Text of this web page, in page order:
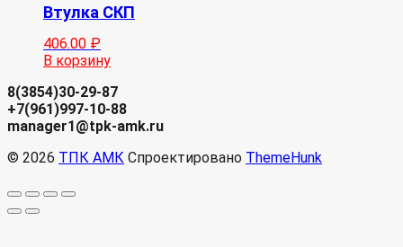
Втулка СКП
406.00 ₽
В корзину
8(3854)30-29-87
+7(961)997-10-88
manager1@tpk-amk.ru
© 2026 ТПК АМК Спроектировано ThemeHunk